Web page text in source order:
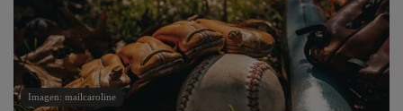
Imagen: mailcaroline